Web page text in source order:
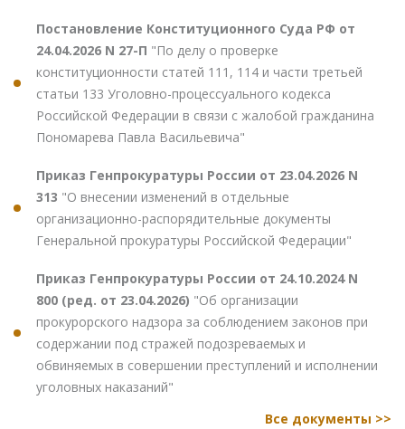
Постановление Конституционного Суда РФ от
24.04.2026 N 27-П "По делу о проверке
конституционности статей 111, 114 и части третьей
статьи 133 Уголовно-процессуального кодекса
Российской Федерации в связи с жалобой гражданина
Пономарева Павла Васильевича"
Приказ Генпрокуратуры России от 23.04.2026 N
313 "О внесении изменений в отдельные
организационно-распорядительные документы
Генеральной прокуратуры Российской Федерации"
Приказ Генпрокуратуры России от 24.10.2024 N
800 (ред. от 23.04.2026) "Об организации
прокурорского надзора за соблюдением законов при
содержании под стражей подозреваемых и
обвиняемых в совершении преступлений и исполнении
уголовных наказаний"
Все документы >>